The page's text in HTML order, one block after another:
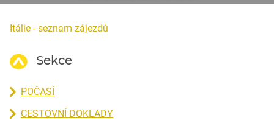
Itálie - seznam zájezdů
Sekce
POČASÍ
CESTOVNÍ DOKLADY